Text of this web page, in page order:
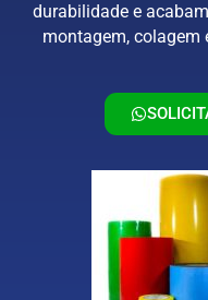
durabilidade e
montagem, colagem